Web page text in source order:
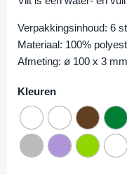
Verpakkingsinhoud: 6
Materiaal: 100%
Afmeting: ø 100 x 3 mm
Kleuren